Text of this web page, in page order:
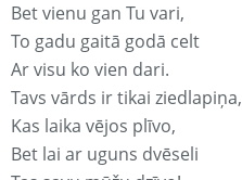
Bet vienu gan Tu vari,
To gadu gaitā godā celt
Ar visu ko vien dari.
Tavs vārds ir tikai ziedlapiņa,
Kas laika vējos plīvo,
Bet lai ar uguns dvēseli